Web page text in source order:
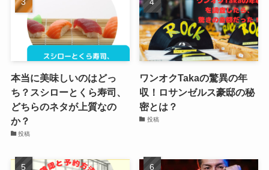
本当に美味しいのはどっ
ち？スシローとくら寿司、
どちらのネタが上質なの
か？
投稿
ワンオクTakaの驚異の年
収！ロサンゼルス豪邸の秘
密とは？
投稿